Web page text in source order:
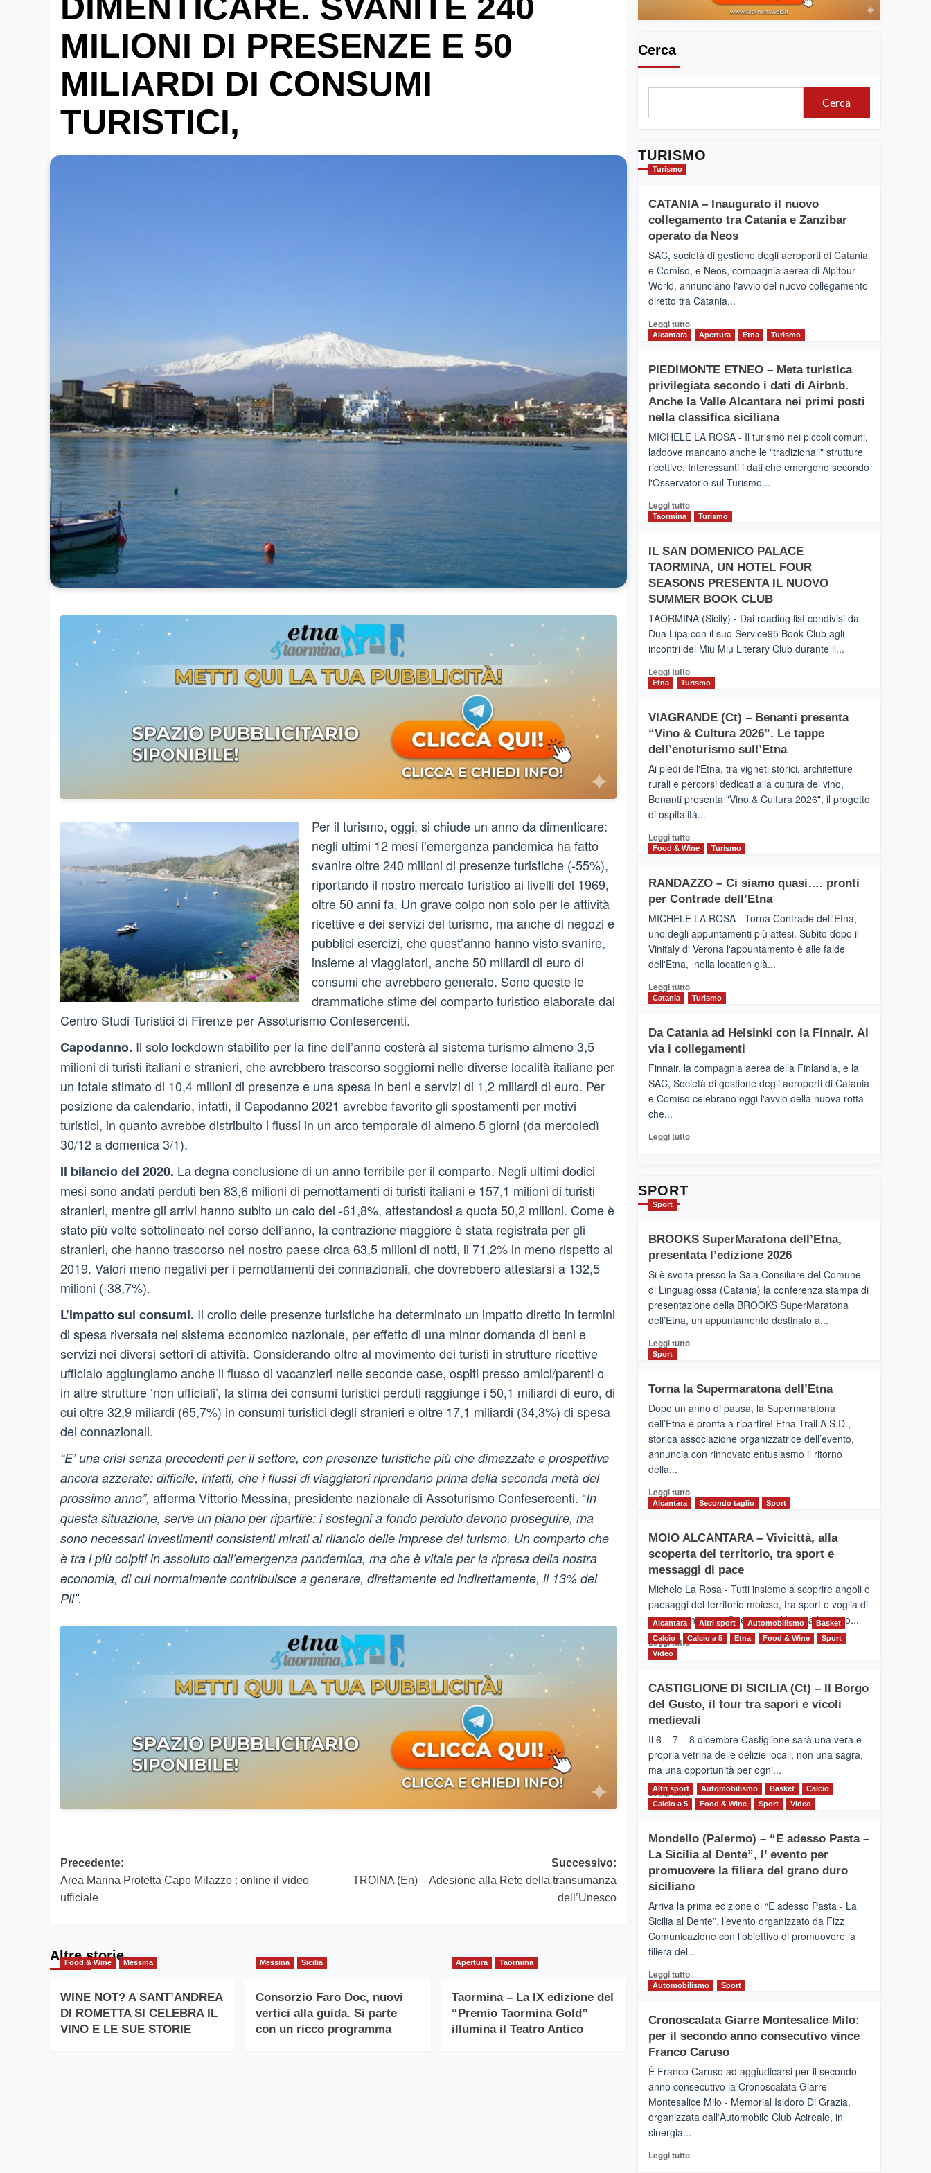
MILIONI DI PRESENZE E 50
MILIARDI DI CONSUMI
TURISTICI,
Per il turismo, oggi, si chiude un anno da dimenticare:
negli ultimi 12 mesi l’emergenza pandemica ha fatto
svanire oltre 240 milioni di presenze turistiche (-55%),
riportando il nostro mercato turistico ai livelli del 1969,
oltre 50 anni fa. Un grave colpo non solo per le attività
ricettive e dei servizi del turismo, ma anche di negozi e
pubblici esercizi, che quest’anno hanno visto svanire,
insieme ai viaggiatori, anche 50 miliardi di euro di
consumi che avrebbero generato. Sono queste le
drammatiche stime del comparto turistico elaborate dal
Centro Studi Turistici di Firenze per Assoturismo Confesercenti.
Capodanno. Il solo lockdown stabilito per la fine dell’anno costerà al sistema turismo almeno 3,5
milioni di turisti italiani e stranieri, che avrebbero trascorso soggiorni nelle diverse località italiane per
un totale stimato di 10,4 milioni di presenze e una spesa in beni e servizi di 1,2 miliardi di euro. Per
posizione da calendario, infatti, il Capodanno 2021 avrebbe favorito gli spostamenti per motivi
turistici, in quanto avrebbe distribuito i flussi in un arco temporale di almeno 5 giorni (da mercoledì
30/12 a domenica 3/1).
Il bilancio del 2020. La degna conclusione di un anno terribile per il comparto. Negli ultimi dodici
mesi sono andati perduti ben 83,6 milioni di pernottamenti di turisti italiani e 157,1 milioni di turisti
stranieri, mentre gli arrivi hanno subito un calo del -61,8%, attestandosi a quota 50,2 milioni. Come è
stato più volte sottolineato nel corso dell’anno, la contrazione maggiore è stata registrata per gli
stranieri, che hanno trascorso nel nostro paese circa 63,5 milioni di notti, il 71,2% in meno rispetto al
2019. Valori meno negativi per i pernottamenti dei connazionali, che dovrebbero attestarsi a 132,5
milioni (-38,7%).
L’impatto sui consumi. Il crollo delle presenze turistiche ha determinato un impatto diretto in termini
di spesa riversata nel sistema economico nazionale, per effetto di una minor domanda di beni e
servizi nei diversi settori di attività. Considerando oltre al movimento dei turisti in strutture ricettive
ufficialo aggiungiamo anche il flusso di vacanzieri nelle seconde case, ospiti presso amici/parenti o
in altre strutture ‘non ufficiali’, la stima dei consumi turistici perduti raggiunge i 50,1 miliardi di euro, di
cui oltre 32,9 miliardi (65,7%) in consumi turistici degli stranieri e oltre 17,1 miliardi (34,3%) di spesa
dei connazionali.
“E’ una crisi senza precedenti per il settore, con presenze turistiche più che dimezzate e prospettive
ancora azzerate: difficile, infatti, che i flussi di viaggiatori riprendano prima della seconda metà del
prossimo anno”, afferma Vittorio Messina, presidente nazionale di Assoturismo Confesercenti. “In
questa situazione, serve un piano per ripartire: i sostegni a fondo perduto devono proseguire, ma
sono necessari investimenti consistenti mirati al rilancio delle imprese del turismo. Un comparto che
è tra i più colpiti in assoluto dall’emergenza pandemica, ma che è vitale per la ripresa della nostra
economia, di cui normalmente contribuisce a generare, direttamente ed indirettamente, il 13% del
Pil”.
Navigazione
articolo
Precedente:
Area Marina Protetta Capo Milazzo : online il video
ufficiale
Successivo:
TROINA (En) – Adesione alla Rete della transumanza
dell’Unesco
Altre storie
Food & Wine Messina
WINE NOT? A SANT’ANDREA
DI ROMETTA SI CELEBRA IL
VINO E LE SUE STORIE
Messina Sicilia
Consorzio Faro Doc, nuovi
vertici alla guida. Si parte
con un ricco programma
Apertura Taormina
Taormina – La IX edizione del
“Premio Taormina Gold”
illumina il Teatro Antico
Cerca
Cerca
TURISMO
Turismo
CATANIA – Inaugurato il nuovo
collegamento tra Catania e Zanzibar
operato da Neos
SAC, società di gestione degli aeroporti di Catania
e Comiso, e Neos, compagnia aerea di Alpitour
World, annunciano l'avvio del nuovo collegamento
diretto tra Catania...
Leggi tuttoLeggi
CATANIA
–
Inaugurato
il
collegamento
tra
Catania
e
operato
da
Alcantara Apertura Etna Turismo
PIEDIMONTE ETNEO – Meta turistica
privilegiata secondo i dati di Airbnb.
Anche la Valle Alcantara nei primi posti
nella classifica siciliana
MICHELE LA ROSA - Il turismo nei piccoli comuni,
laddove mancano anche le "tradizionali" strutture
ricettive. Interessanti i dati che emergono secondo
l'Osservatorio sul Turismo...
Leggi tuttoLeggi
PIEDIMONTE
ETNEO
–
Meta
privilegiata
secondo
i
di
Airbnb.
la
Valle
Alcantara
nei
primi
classifica
siciliana
Taormina Turismo
IL SAN DOMENICO PALACE
TAORMINA, UN HOTEL FOUR
SEASONS PRESENTA IL NUOVO
SUMMER BOOK CLUB
TAORMINA (Sicily) - Dai reading list condivisi da
Dua Lipa con il suo Service95 Book Club agli
incontri del Miu Miu Literary Club durante il...
Leggi tuttoLeggi
di
IL
SAN
DOMENICO
TAORMINA,
UN
HOTEL
FOUR
PRESENTA
IL
SUMMER
BOOK
CLUB
Etna Turismo
VIAGRANDE (Ct) – Benanti presenta
“Vino & Cultura 2026”. Le tappe
dell’enoturismo sull’Etna
Ai piedi dell'Etna, tra vigneti storici, architetture
rurali e percorsi dedicati alla cultura del vino,
Benanti presenta "Vino & Cultura 2026", il progetto
di ospitalità...
Leggi tuttoLeggi
di
VIAGRANDE
(Ct)
–
presenta
“Vino
&
2026”.
Le
dell’enoturismo
sull’Etna
Food & Wine Turismo
RANDAZZO – Ci siamo quasi…. pronti
per Contrade dell’Etna
MICHELE LA ROSA - Torna Contrade dell'Etna,
uno degli appuntamenti più attesi. Subito dopo il
Vinitaly di Verona l'appuntamento è alle falde
dell'Etna, nella location già...
Leggi tuttoLeggi
di
RANDAZZO
–
siamo
quasi….
pronti
dell’Etna
Catania Turismo
Da Catania ad Helsinki con la Finnair. Al
via i collegamenti
Finnair, la compagnia aerea della Finlandia, e la
SAC, Società di gestione degli aeroporti di Catania
e Comiso celebrano oggi l'avvio della nuova rotta
che...
Leggi tuttoLeggi
con
la
Al
via
i
collegamenti
SPORT
Sport
BROOKS SuperMaratona dell’Etna,
presentata l’edizione 2026
Si è svolta presso la Sala Consiliare del Comune
di Linguaglossa (Catania) la conferenza stampa di
presentazione della BROOKS SuperMaratona
dell’Etna, un appuntamento destinato a...
Leggi tuttoLeggi
BROOKS
SuperMaratona
dell’Etna,
presentata
l’edizione
2026
Sport
Torna la Supermaratona dell’Etna
Dopo un anno di pausa, la Supermaratona
dell’Etna è pronta a ripartire! Etna Trail A.S.D.,
storica associazione organizzatrice dell’evento,
annuncia con rinnovato entusiasmo il ritorno
della...
Leggi tuttoLeggi
Torna
la
Supermaratona
Alcantara Secondo taglio Sport
MOIO ALCANTARA – Vivicittà, alla
scoperta del territorio, tra sport e
messaggi di pace
Michele La Rosa - Tutti insieme a scoprire angoli e
paesaggi del territorio moiese, tra sport e voglia di
divertirsi insieme. Quest'anno Vivicittà ha visto...
Leggi tuttoLeggi
MOIO
ALCANTARA
–
alla
scoperta
del
territorio,
tra
sport
messaggi
di
Alcantara Altri sport Automobilismo
Basket
Calcio
Calcio a 5 Etna Food & Wine
Sport
Video
CASTIGLIONE DI SICILIA (Ct) – Il Borgo
del Gusto, il tour tra sapori e vicoli
medievali
Il 6 – 7 – 8 dicembre Castiglione sarà una vera e
propria vetrina delle delizie locali, non una sagra,
ma una opportunità per ogni...
Leggi tuttoLeggi
CASTIGLIONE
DI
SICILIA
(Ct)
Il
Borgo
del
tour
tra
vicoli
medievali
Altri sport Automobilismo Basket
Calcio
Calcio a 5
Food & Wine Sport Video
Mondello (Palermo) – “E adesso Pasta –
La Sicilia al Dente”, l’ evento per
promuovere la filiera del grano duro
siciliano
Arriva la prima edizione di “E adesso Pasta - La
Sicilia al Dente”, l’evento organizzato da Fizz
Comunicazione con l’obiettivo di promuovere la
filiera del...
Leggi tuttoLeggi
di
Mondello
(Palermo)
–
adesso
Pasta
–
La
Dente”,
Automobilismo Sport
Cronoscalata Giarre Montesalice Milo:
per il secondo anno consecutivo vince
Franco Caruso
È Franco Caruso ad aggiudicarsi per il secondo
anno consecutivo la Cronoscalata Giarre
Montesalice Milo - Memorial Isidoro Di Grazia,
organizzata dall'Automobile Club Acireale, in
sinergia...
Leggi tuttoLeggi